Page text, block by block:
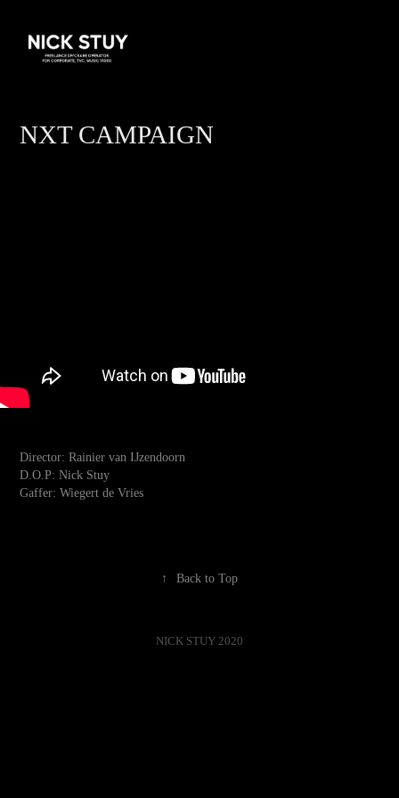
NXT CAMPAIGN
Director: Rainier van IJzendoorn
D.O.P: Nick Stuy
Gaffer: Wiegert de Vries
↑ Back to Top
NICK STUY 2020